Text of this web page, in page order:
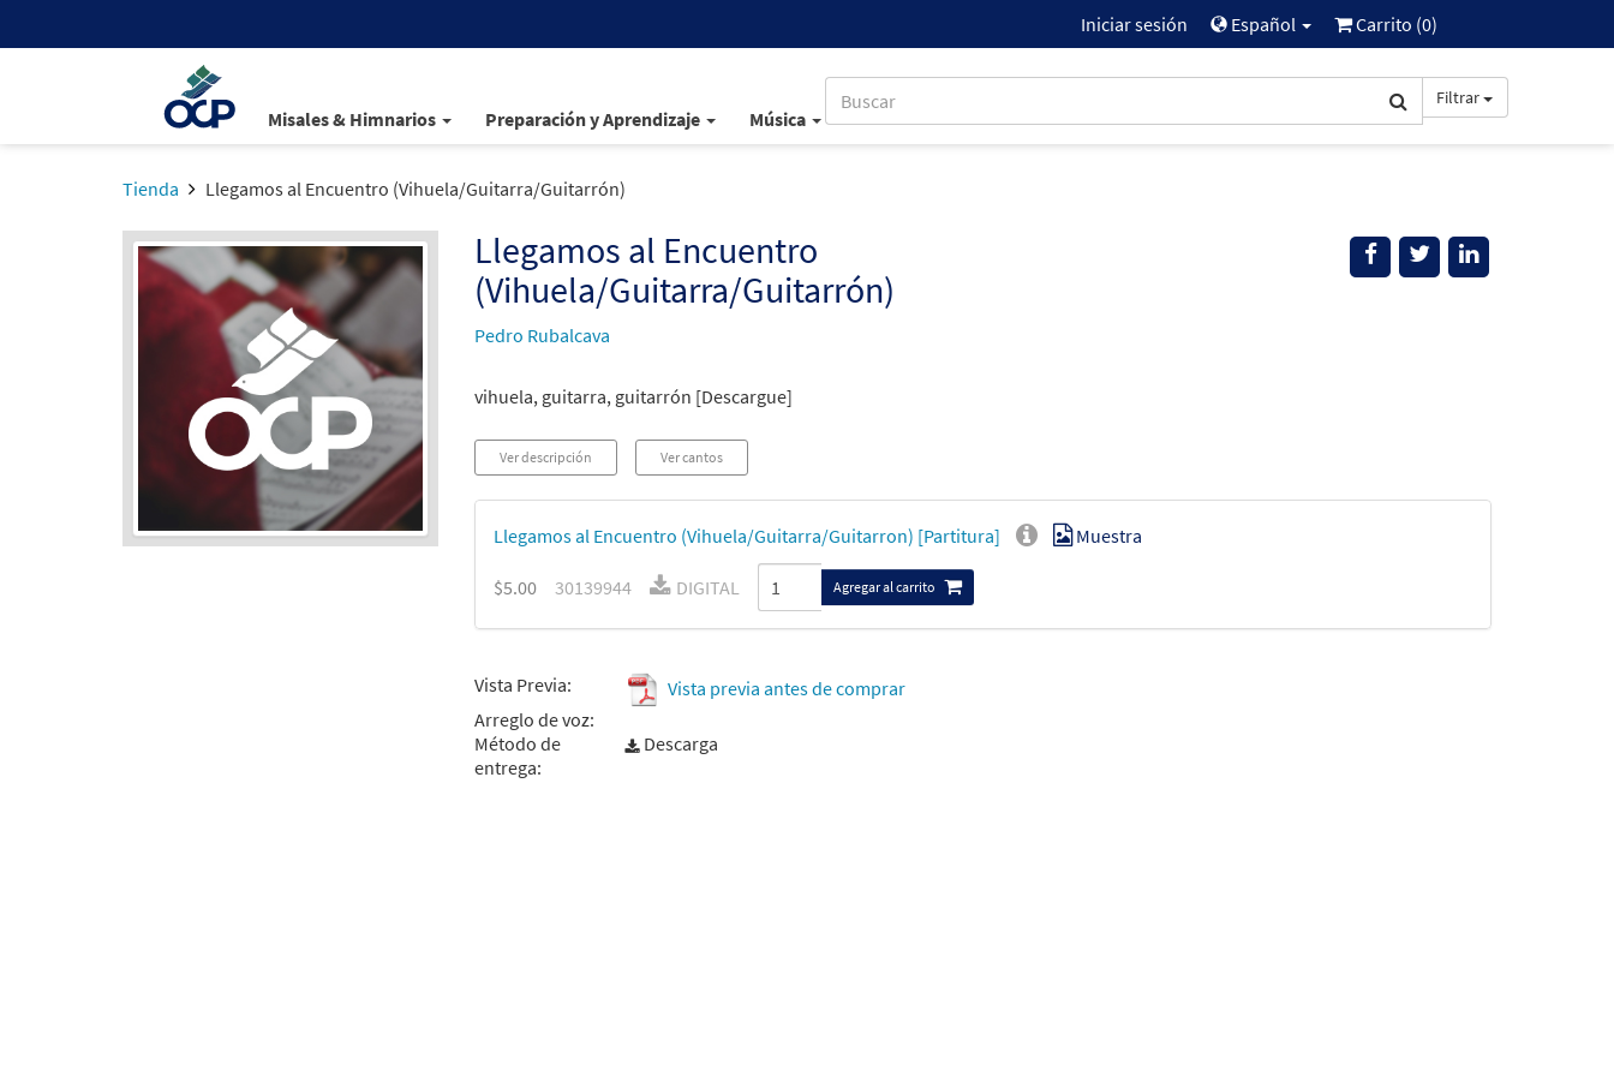
Iniciar sesión Español Carrito (0)
Misales & Himnarios Preparación y Aprendizaje Música
Filtrar
Tienda Llegamos al Encuentro (Vihuela/Guitarra/Guitarrón)
Llegamos al Encuentro
(Vihuela/Guitarra/Guitarrón)
Pedro Rubalcava
vihuela, guitarra, guitarrón [Descargue]
Ver descripción Ver cantos
Llegamos al Encuentro (Vihuela/Guitarra/Guitarron) [Partitura] Muestra
$5.00 30139944 DIGITAL Agregar al carrito
Vista Previa:
Vista previa antes de comprar
Arreglo de voz:
Método de
entrega:
Descarga